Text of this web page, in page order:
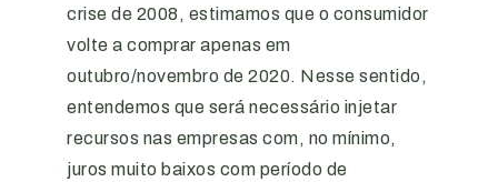
crise de 2008, estimamos que o consumidor
volte a comprar apenas em
outubro/novembro de 2020. Nesse sentido,
entendemos que será necessário injetar
recursos nas empresas com, no mínimo,
juros muito baixos com período de